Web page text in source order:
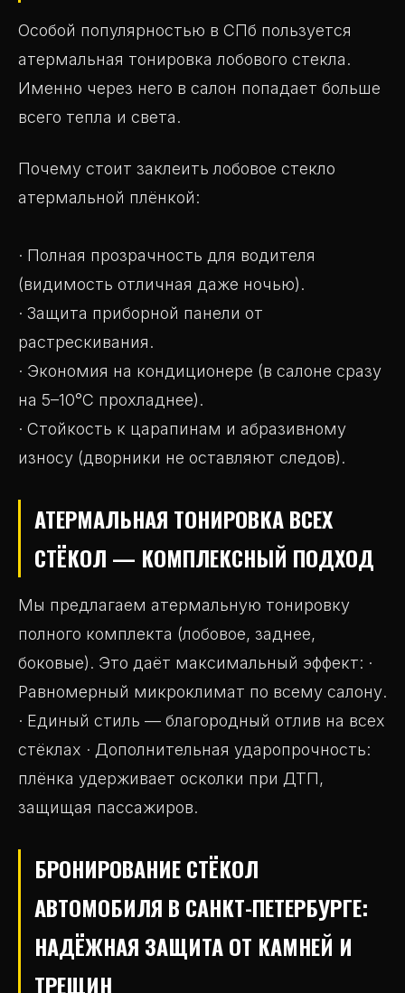
Особой популярностью в СПб пользуется
атермальная тонировка лобового стекла.
Именно через него в салон попадает больше
всего тепла и света.
Почему стоит заклеить лобовое стекло
атермальной плёнкой:
· Полная прозрачность для водителя
(видимость отличная даже ночью).
· Защита приборной панели от
растрескивания.
· Экономия на кондиционере (в салоне сразу
на 5–10°C прохладнее).
· Стойкость к царапинам и абразивному
износу (дворники не оставляют следов).
АТЕРМАЛЬНАЯ ТОНИРОВКА ВСЕХ
СТЁКОЛ — КОМПЛЕКСНЫЙ ПОДХОД
Мы предлагаем атермальную тонировку
полного комплекта (лобовое, заднее,
боковые). Это даёт максимальный эффект: ·
Равномерный микроклимат по всему салону.
· Единый стиль — благородный отлив на всех
стёклах · Дополнительная ударопрочность:
плёнка удерживает осколки при ДТП,
защищая пассажиров.
БРОНИРОВАНИЕ СТЁКОЛ
АВТОМОБИЛЯ В САНКТ-ПЕТЕРБУРГЕ:
НАДЁЖНАЯ ЗАЩИТА ОТ КАМНЕЙ И
ТРЕЩИН